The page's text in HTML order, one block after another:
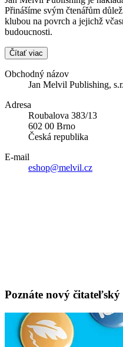
Přinášíme svým čtenářům
klubou na povrch a jejichž
budoucnosti.
Čítať viac
Obchodný názov
Jan Melvil Publishing,
Adresa
Roubalova 383/13
602 00 Brno
Česká republika
E-mail
eshop@melvil.cz
Poznáte nový